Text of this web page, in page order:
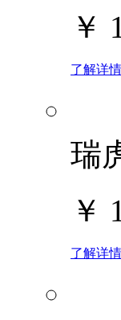
￥
了解详情
瑞
￥
了解详情